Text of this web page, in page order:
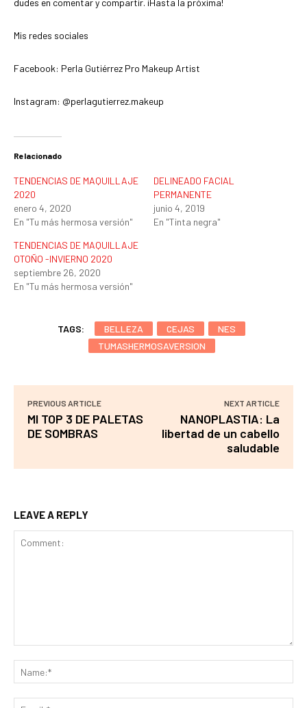
dudes en comentar y compartir. ¡Hasta la próxima!
Mis redes sociales
Facebook: Perla Gutiérrez Pro Makeup Artist
Instagram: @perlagutierrez.makeup
Relacionado
TENDENCIAS DE MAQUILLAJE
2020
enero 4, 2020
En "Tu más hermosa versión"
DELINEADO FACIAL
PERMANENTE
junio 4, 2019
En "Tinta negra"
TENDENCIAS DE MAQUILLAJE
OTOÑO -INVIERNO 2020
septiembre 26, 2020
En "Tu más hermosa versión"
TAGS: BELLEZA CEJAS
NES
TUMASHERMOSAVERSION
PREVIOUS ARTICLE
MI TOP 3 DE PALETAS
DE SOMBRAS
NEXT ARTICLE
NANOPLASTIA: La
libertad de un cabello
saludable
LEAVE A REPLY